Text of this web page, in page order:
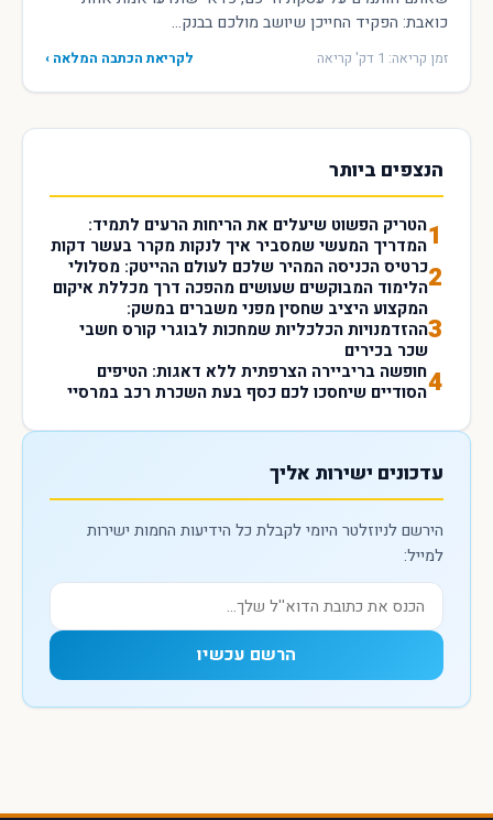
כואבת: הפקיד החייכן שיושב מולכם בבנק...
זמן קריאה: 1 דק' קריאה לקריאת הכתבה המלאה ›
הנצפים ביותר
1הטריק הפשוט שיעלים את הריחות הרעים לתמיד:
המדריך המעשי שמסביר איך לנקות מקרר בעשר דקות
2כרטיס הכניסה המהיר שלכם לעולם ההייטק: מסלולי
הלימוד המבוקשים שעושים מהפכה דרך מכללת איקום
3
המקצוע היציב שחסין מפני משברים במשק:
ההזדמנויות הכלכליות שמחכות לבוגרי קורס חשבי
שכר בכירים
4חופשה בריביירה הצרפתית ללא דאגות: הטיפים
הסודיים שיחסכו לכם כסף בעת השכרת רכב במרסיי
עדכונים ישירות אליך
הירשם לניוזלטר היומי לקבלת כל הידיעות החמות ישירות
למייל:
הרשם עכשיו